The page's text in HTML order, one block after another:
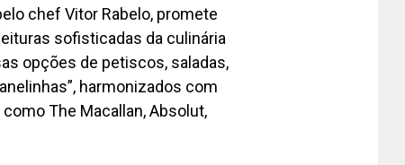
chef Vitor Rabelo, promete
sofisticadas da culinária
opções de petiscos, saladas,
harmonizados com
The Macallan, Absolut,